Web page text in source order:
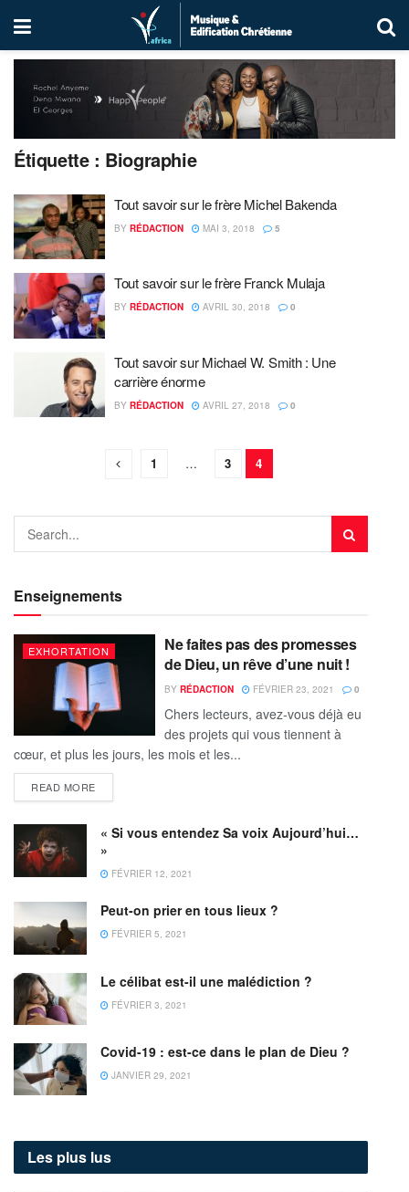
Étiquette : Biographie
Tout savoir sur le frère Michel Bakenda
BY RÉDACTION MAI 3, 2018 5
Tout savoir sur le frère Franck Mulaja
BY RÉDACTION AVRIL 30, 2018 0
Tout savoir sur Michael W. Smith : Une
carrière énorme
BY RÉDACTION AVRIL 27, 2018 0
1 … 3 4
Enseignements
EXHORTATION
Ne faites pas des promesses
de Dieu, un rêve d’une nuit !
BY RÉDACTION FÉVRIER 23, 2021 0
Chers lecteurs, avez-vous déjà eu
des projets qui vous tiennent à
cœur, et plus les jours, les mois et les...
READ MORE
« Si vous entendez Sa voix Aujourd’hui…
»
FÉVRIER 12, 2021
Peut-on prier en tous lieux ?
FÉVRIER 5, 2021
Le célibat est-il une malédiction ?
FÉVRIER 3, 2021
Covid-19 : est-ce dans le plan de Dieu ?
JANVIER 29, 2021
Les plus lus